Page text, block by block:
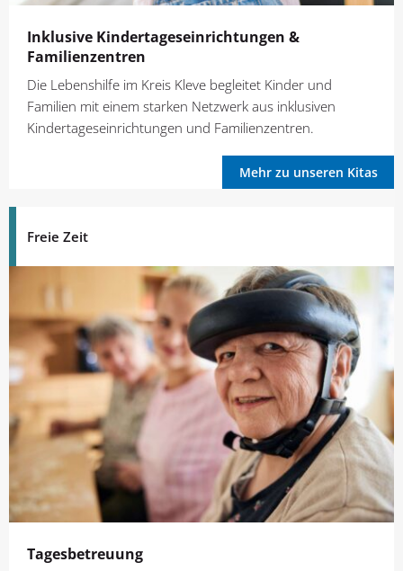
Inklusive Kindertages­einrichtungen &
Familienzentren
Die Lebenshilfe im Kreis Kleve begleitet Kinder und
Familien mit einem starken Netzwerk aus inklusiven
Kindertageseinrichtungen und Familienzentren.
Mehr zu unseren Kitas
Freie Zeit
Tagesbetreuung